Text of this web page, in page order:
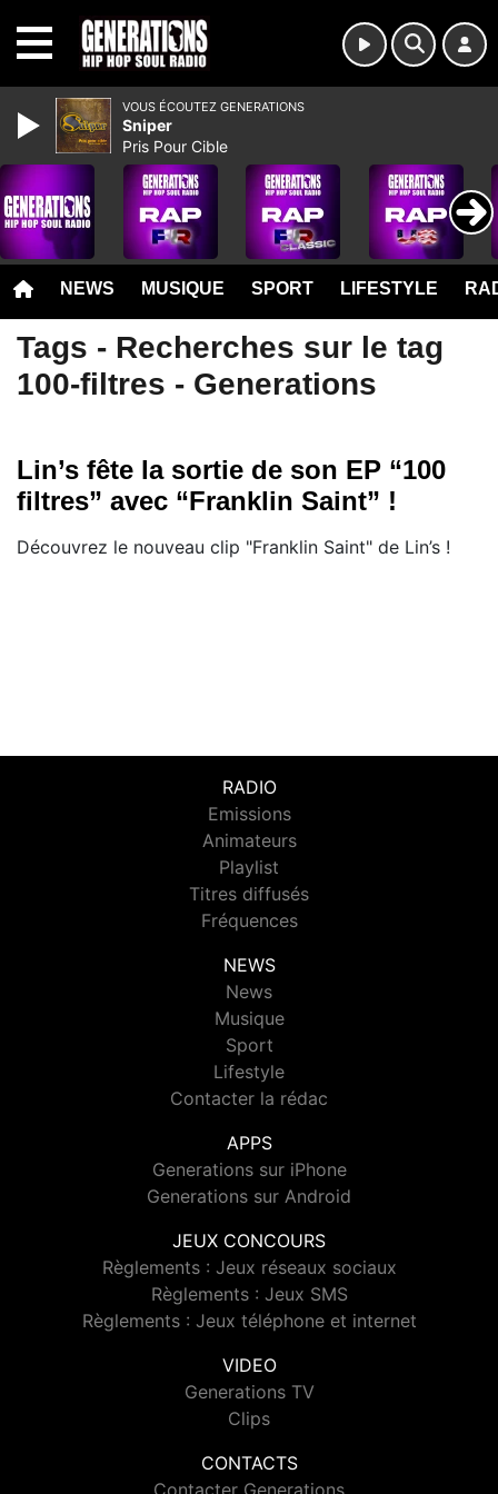
NEWS MUSIQUE SPORT LIFESTYLE
Tags - Recherches sur le tag
100-filtres - Generations
Lin’s fête la sortie de son EP “100
filtres” avec “Franklin Saint” !
Découvrez le nouveau clip "Franklin Saint" de Lin’s !
RADIO
Emissions
Animateurs
Playlist
Titres diffusés
Fréquences
NEWS
News
Musique
Sport
Lifestyle
Contacter la rédac
APPS
Generations sur iPhone
Generations sur Android
JEUX CONCOURS
Règlements : Jeux réseaux sociaux
Règlements : Jeux SMS
Règlements : Jeux téléphone et internet
VIDEO
Generations TV
Clips
CONTACTS
VOUS ÉCOUTEZ GENERATIONS
Sniper
Pris Pour Cible